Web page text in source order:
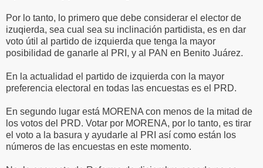
Por lo tanto, lo primero que debe considerar el elector de
izuqierda, sea cual sea su inclinación partidista, es en dar
voto útil al partido de izquierda que tenga la mayor
posibilidad de ganarle al PRI, y al PAN en Benito Juárez.
En la actualidad el partido de izquierda con la mayor
preferencia electoral en todas las encuestas es el PRD.
En segundo lugar está MORENA con menos de la mitad de
los votos del PRD. Votar por MORENA, por lo tanto, es tirar
el voto a la basura y ayudarle al PRI así como están los
números de las encuestas en este momento.